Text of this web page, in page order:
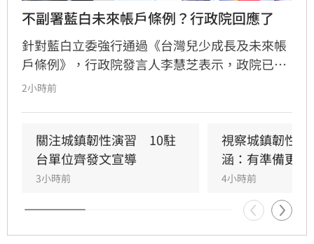
不副署藍白未來帳戶條例？行政院回應了
針對藍白立委強行通過《台灣兒少成長及未來帳
戶條例》，行政院發言人李慧芝表示，政院已收
到三讀函文，強調編列預算為行政院憲政職權，
並強調行政院版透過弱勢對存能落實公平正義，
避免在野黨版本加劇貧富差距。此外，政府同步
推動育兒留停六加三、延長婚產假等多項配套措
施，建構完善支持體系。政院重申，國家政策規
劃需具備整體性，針對立法院侵害預算編製權的
作為，將持續捍衛憲法賦予的權限，確保政策有
2小時前
關注城鎮韌性演習　10駐
台單位齊發文宣導
3小時前
視察城鎮韌性
涵：有準備更安
4小時前